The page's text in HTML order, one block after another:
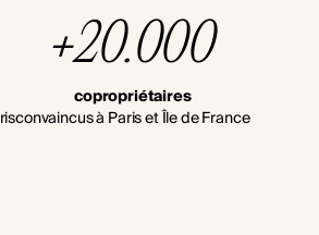
+20.000
copropriétaires
convaincus à Paris et Île de France